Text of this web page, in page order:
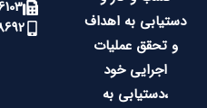
دستیابی به اهداف
و تحقق عملیات
اجرایی خود
،دستیابی به